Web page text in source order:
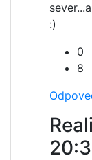
:)
0
8